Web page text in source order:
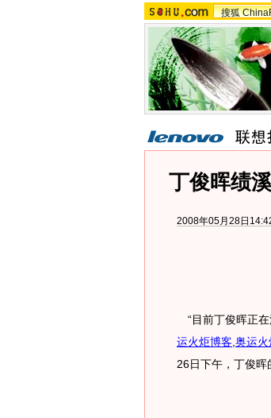
搜狐
丁俊晖绩
2008年05月28日
“目前丁俊晖正
运火炬博客 奥运火
26日下午，丁俊晖